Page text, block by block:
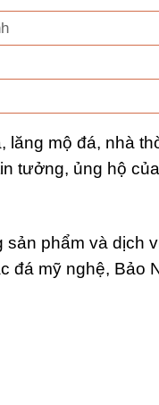
mộ đá, nhà
tưởng, ủng hộ
phẩm và dịch
đá mỹ nghệ, Bảo